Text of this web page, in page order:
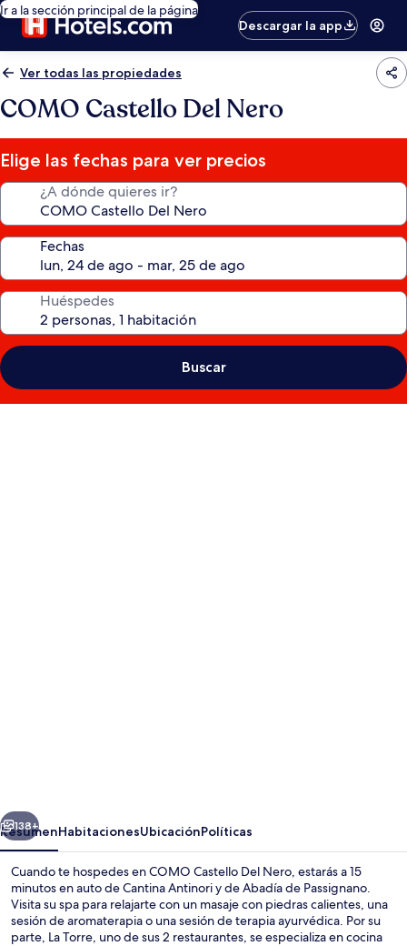
Ir a la sección principal de la página
Descargar la app
Ver todas las propiedades
COMO Castello Del Nero
Elige las fechas para ver precios
¿A dónde quieres ir?
Fechas
Huéspedes
Buscar
Siguiente
138+
ResumenHabitacionesUbicaciónPolíticas
Cuando te hospedes en COMO Castello Del Nero, estarás a 15
minutos en auto de Cantina Antinori y de Abadía de Passignano.
Visita su spa para relajarte con un masaje con piedras calientes, una
sesión de aromaterapia o una sesión de terapia ayurvédica. Por su
parte, La Torre, uno de sus 2 restaurantes, se especializa en cocina